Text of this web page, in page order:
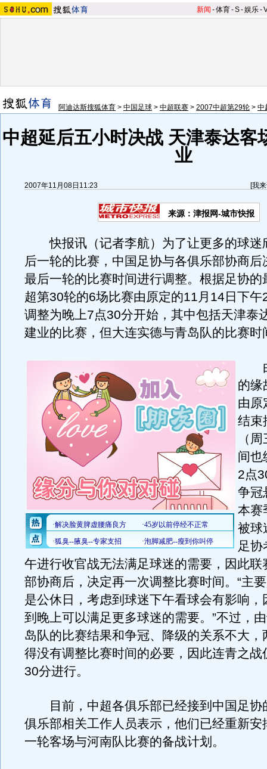
新闻 -体育-S-娱乐-
阿迪达斯搜狐体育 > 中国足球 > 中超联赛 > 2007中超第29轮 > 中
中超延后五小时决战 天津泰达客
业
2007年11月08日11:23 [我
来源：津报网-城市快报
快报讯（记者李航）为了让更多的球迷
后一轮的比赛，中国足协与各俱乐部协商后
最后一轮的比赛时间进行调整。根据足协的
超第30轮的6场比赛由原定的11月14日下午
调整为晚上7点30分开始，其中包括天津泰
建业的比赛，但大连实德与青岛队的比赛时
由
的缘
由原
结束
（
间也
2点
争冠
本赛
被球
足协
午进行收官战无法满足球迷的需要，因此联
部协商后，决定再一次调整比赛时间。“主
是公休日，考虑到球迷下午看球会有影响，
到晚上可以满足更多球迷的需要。”不过，
岛队的比赛结果和争冠、降级的关系不大，
得没有调整比赛时间的必要，因此连青之战
30分进行。
目前，中超各俱乐部已经接到中国足协
俱乐部相关工作人员表示，他们已经重新安
一轮客场与河南队比赛的备战计划。